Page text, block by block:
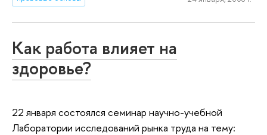
Как работа влияет на
здоровье?
22 января состоялся семинар научно-учебной
Лаборатории исследований рынка труда на тему: